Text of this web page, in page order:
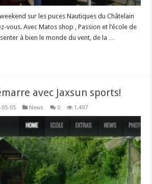
sur les puces Nautiques du Châtelain
vous. Avec Matos shop , Passion et l’école de
à bien le monde du vent, de la …
avec Jaxsun sports!
05-05 News 0 1,497